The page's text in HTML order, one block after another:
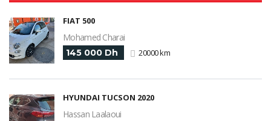
FIAT 500
Mohamed Charai
145 000 Dh 20000 km
HYUNDAI TUCSON 2020
Hassan Laalaoui